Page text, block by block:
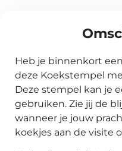
Heb je binnenkort
deze Koekstempel
Deze stempel kan je
gebruiken. Zie jij de
wanneer je jouw
koekjes aan de visite